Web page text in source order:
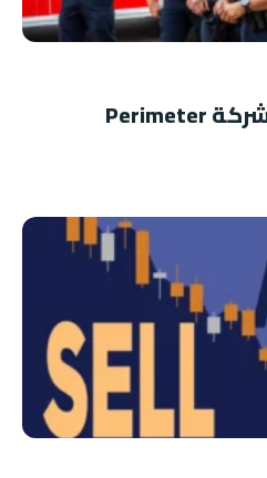
تراجع حاد في أسهم شركة Perimeter